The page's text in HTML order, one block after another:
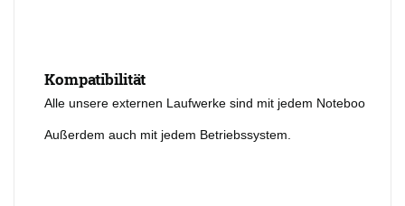
Kompatibilität
Alle unsere externen Laufwerke sind mit jedem Notebook,
Außerdem auch mit jedem Betriebssystem.